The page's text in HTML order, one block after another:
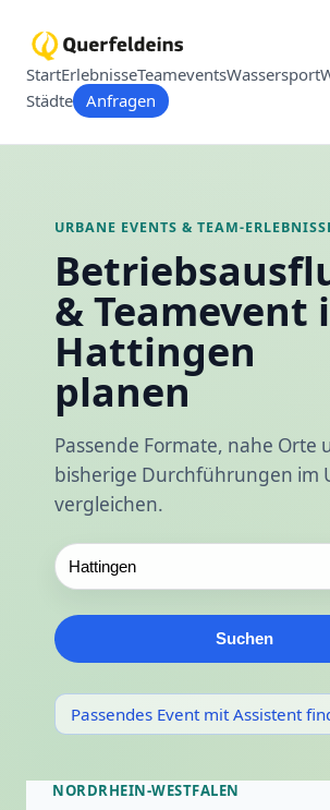
StartErlebnisseTeameventsWassersport
Städte Anfragen
URBANE EVENTS & TEAM-
& Teamevent
Hattingen
planen
Passende Formate, nahe Orte
bisherige Durchführungen im
vergleichen.
Suchen
Passendes Event mit Assistent
NORDRHEIN-WESTFALEN